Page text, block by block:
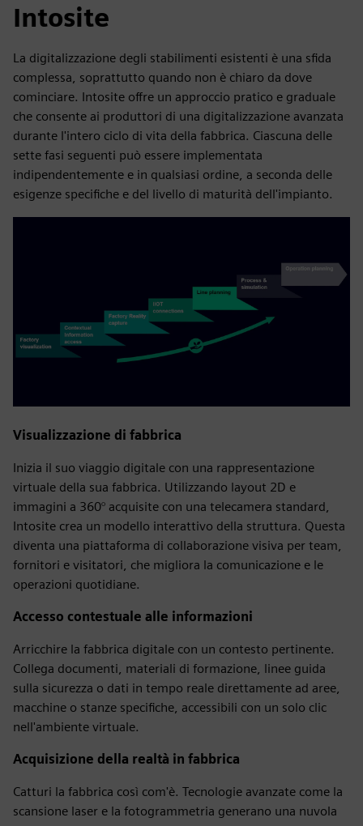
Intosite
La digitalizzazione degli stabilimenti esistenti è una sfida
complessa, soprattutto quando non è chiaro da dove
cominciare. Intosite offre un approccio pratico e graduale
che consente ai produttori di una digitalizzazione avanzata
durante l'intero ciclo di vita della fabbrica. Ciascuna delle
sette fasi seguenti può essere implementata
indipendentemente e in qualsiasi ordine, a seconda delle
esigenze specifiche e del livello di maturità dell'impianto.
Visualizzazione di fabbrica
Inizia il suo viaggio digitale con una rappresentazione
virtuale della sua fabbrica. Utilizzando layout 2D e
immagini a 360° acquisite con una telecamera standard,
Intosite crea un modello interattivo della struttura. Questa
diventa una piattaforma di collaborazione visiva per team,
fornitori e visitatori, che migliora la comunicazione e le
operazioni quotidiane.
Accesso contestuale alle informazioni
Arricchire la fabbrica digitale con un contesto pertinente.
Collega documenti, materiali di formazione, linee guida
sulla sicurezza o dati in tempo reale direttamente ad aree,
macchine o stanze specifiche, accessibili con un solo clic
nell'ambiente virtuale.
Acquisizione della realtà in fabbrica
Catturi la fabbrica così com'è. Tecnologie avanzate come la
scansione laser e la fotogrammetria generano una nuvola